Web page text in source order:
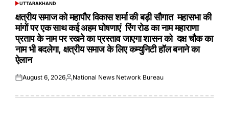
POSTED
UTTARAKHAND
क्षत्रीय समाज को महापौर विकास शर्मा की बड़ी सौगात महासभा की
मांगों पर एक साथ कई अहम घोषणाएं रिंग रोड का नाम महाराणा
प्रताप के नाम पर रखने का प्रस्ताव जाएगा शासन को दक्ष चौक का
नाम भी बदलेगा, क्षत्रीय समाज के लिए कम्युनिटी हॉल बनाने का
ऐलान
Posted
August 6, 2026Posted
National News Network Bureau